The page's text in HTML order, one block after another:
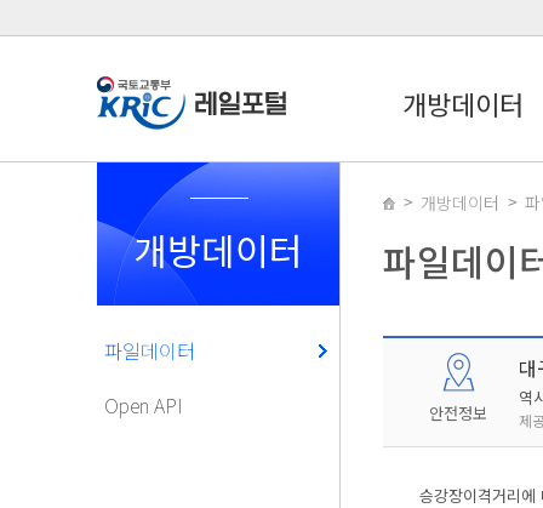
개방데이터
개방데이터
파일데이터
Open API
개방데이터
파일데이
안전정보
역
제
승강장이격거리